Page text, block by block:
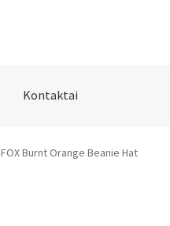
Kontaktai
FOX Burnt Orange Beanie Hat